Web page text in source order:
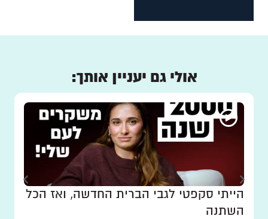
אולי גם יעניין אותך:
הייתי סקפטי לגבי הברית החדשה, ואז הכל
השתנה